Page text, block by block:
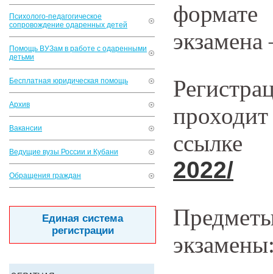
Психолого-педагогическое
сопровождение одаренных детей
Помощь ВУЗам в работе с одаренными
детьми
Бесплатная юридическая помощь
Архив
Вакансии
Ведущие вузы России и Кубани
Обращения граждан
Единая система
регистрации
2022/